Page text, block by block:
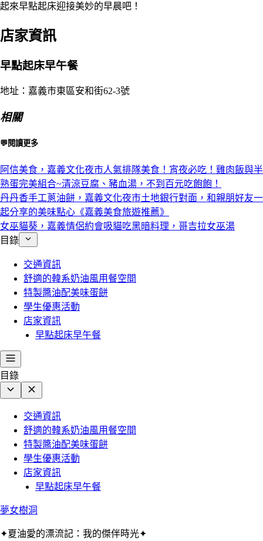
起來早點起床迎接美妙的早晨吧！
店家資訊
早點起床早午餐
地址：嘉義市東區安和街62-3號
相關
💬閱讀更多
阿信美食，嘉義文化夜市人氣排隊美食！宵夜必吃！雞肉飯與半
熟蛋完美組合~清涼豆腐、豬血湯，不到百元吃飽飽！
丹丹香手工蔥油餅，嘉義文化夜市土地銀行對面，和親朋好友一
起分享的美味點心《嘉義美食旅遊推薦》
女巫貓葵，嘉義情侶約會吸貓吃黑暗料理，哥吉拉女巫湯
目錄
交通資訊
舒適的韓系奶油風用餐空間
特製醬油配美味蛋餅
學生優惠活動
店家資訊
早點起床早午餐
目錄
交通資訊
舒適的韓系奶油風用餐空間
特製醬油配美味蛋餅
學生優惠活動
店家資訊
早點起床早午餐
夢女樹洞
✦夏油愛的漂流記：我的傑伴時光✦